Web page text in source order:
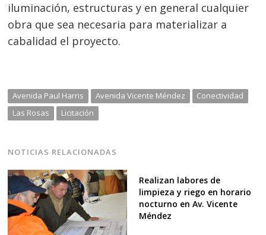
iluminación, estructuras y en general cualquier
obra que sea necesaria para materializar a
cabalidad el proyecto.
Avenida Paul Harris Avenida Vicente Méndez
Conectividad
Las Rosas
Licitación
NOTICIAS RELACIONADAS
Realizan labores de
limpieza y riego en horario
nocturno en Av. Vicente
Méndez